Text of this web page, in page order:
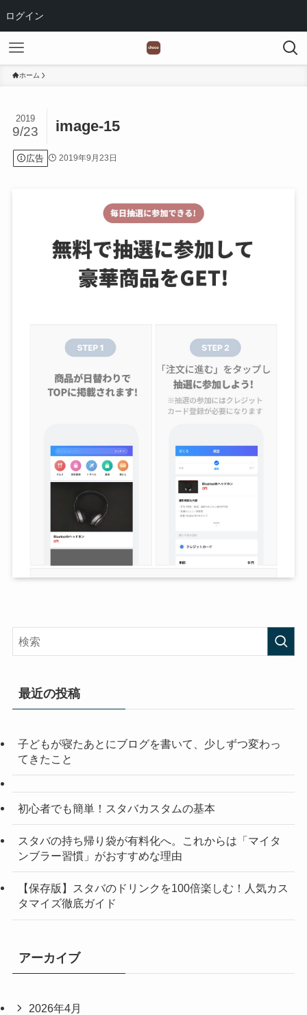
ログイン
ホーム
image-15
2019
9/23
広告 2019年9月23日
最近の投稿
子どもが寝たあとにブログを書いて、少しずつ変わっ
てきたこと
初心者でも簡単！スタバカスタムの基本
スタバの持ち帰り袋が有料化へ。これからは「マイタ
ンブラー習慣」がおすすめな理由
【保存版】スタバのドリンクを100倍楽しむ！人気カス
タマイズ徹底ガイド
アーカイブ
2026年4月